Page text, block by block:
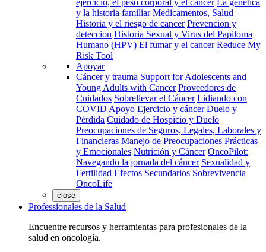
ejercicio, el peso corporal y el cancer La genetica
y la historia familiar Medicamentos, Salud
Historia y el riesgo de cancer Prevencion y
deteccion Historia Sexual y Virus del Papiloma
Humano (HPV) El fumar y el cancer Reduce My
Risk Tool
Apoyar
Cáncer y trauma Support for Adolescents and
Young Adults with Cancer Proveedores de
Cuidados Sobrellevar el Cáncer Lidiando con
COVID Apoyo Ejercicio y cáncer Duelo y
Pérdida Cuidado de Hospicio y Duelo
Preocupaciones de Seguros, Legales, Laborales y
Financieras Manejo de Preocupaciones Prácticas
y Emocionales Nutrición y Cáncer OncoPilot:
Navegando la jornada del cáncer Sexualidad y
Fertilidad Efectos Secundarios Sobrevivencia
OncoLife
close
Professionales de la Salud
Encuentre recursos y herramientas para profesionales de la
salud en oncología.